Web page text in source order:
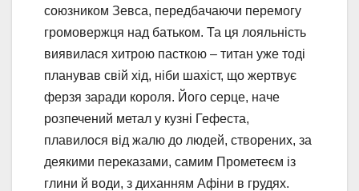
союзником Зевса, передбачаючи перемогу
громовержця над батьком. Та ця лояльність
виявилася хитрою пасткою – титан уже тоді
планував свій хід, ніби шахіст, що жертвує
ферзя заради короля. Його серце, наче
розпечений метал у кузні Гефеста,
плавилося від жалю до людей, створених, за
деякими переказами, самим Прометеєм із
глини й води, з диханням Афіни в грудях.